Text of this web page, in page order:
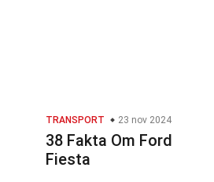
TRANSPORT 23 nov 2024
38 Fakta Om Ford
Fiesta